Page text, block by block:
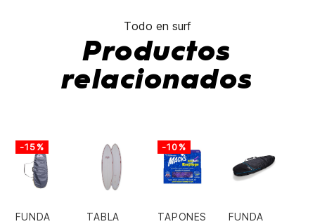
Todo en surf
Productos
relacionados
FUNDA
-15%
TABLA
TAPONES
-10%
FUNDA